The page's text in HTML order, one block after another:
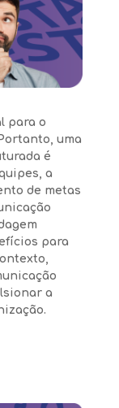
para o
uma
é
a
de metas
para
a